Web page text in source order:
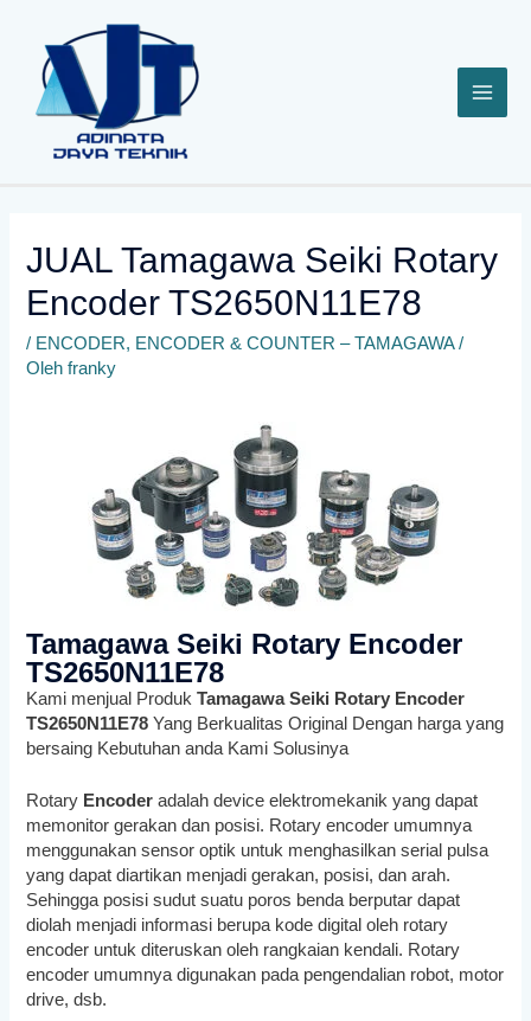
konten
JUAL Tamagawa Seiki Rotary
Encoder TS2650N11E78
/ ENCODER, ENCODER & COUNTER – TAMAGAWA/
Olehfranky
Tamagawa Seiki Rotary Encoder
TS2650N11E78
Kami menjual ProdukTamagawa Seiki Rotary Encoder
TS2650N11E78Yang Berkualitas Original Dengan harga yang
bersaing Kebutuhan anda Kami Solusinya
Rotary Encoderadalah device elektromekanik yang dapat
memonitor gerakan dan posisi. Rotary encoder umumnya
menggunakan sensor optik untuk menghasilkan serial pulsa
yang dapat diartikan menjadi gerakan, posisi, dan arah.
Sehingga posisi sudut suatu poros benda berputar dapat
diolah menjadi informasi berupa kode digital oleh rotary
encoder untuk diteruskan oleh rangkaian kendali. Rotary
encoder umumnya digunakan pada pengendalian robot, motor
drive, dsb.